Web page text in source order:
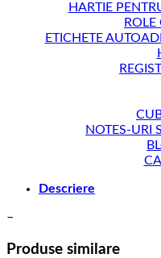
HARTIE
ETICHETE
NOTES-URI
Descriere
–
Produse similare